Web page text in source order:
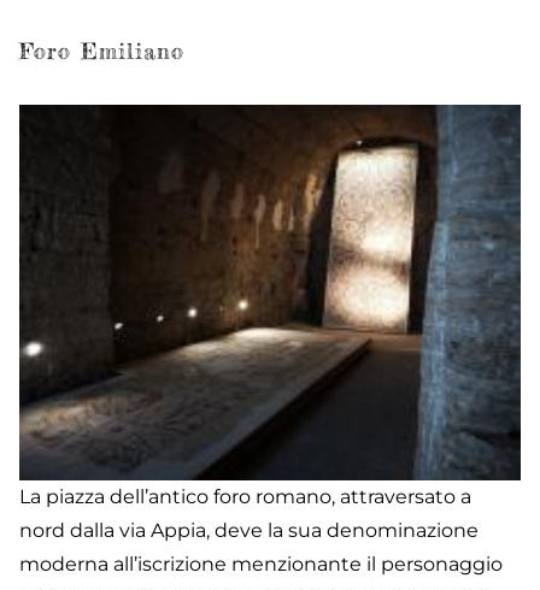
Foro Emiliano
La piazza dell’antico foro romano, attraversato a
nord dalla via Appia, deve la sua denominazione
moderna all’iscrizione menzionante il personaggio